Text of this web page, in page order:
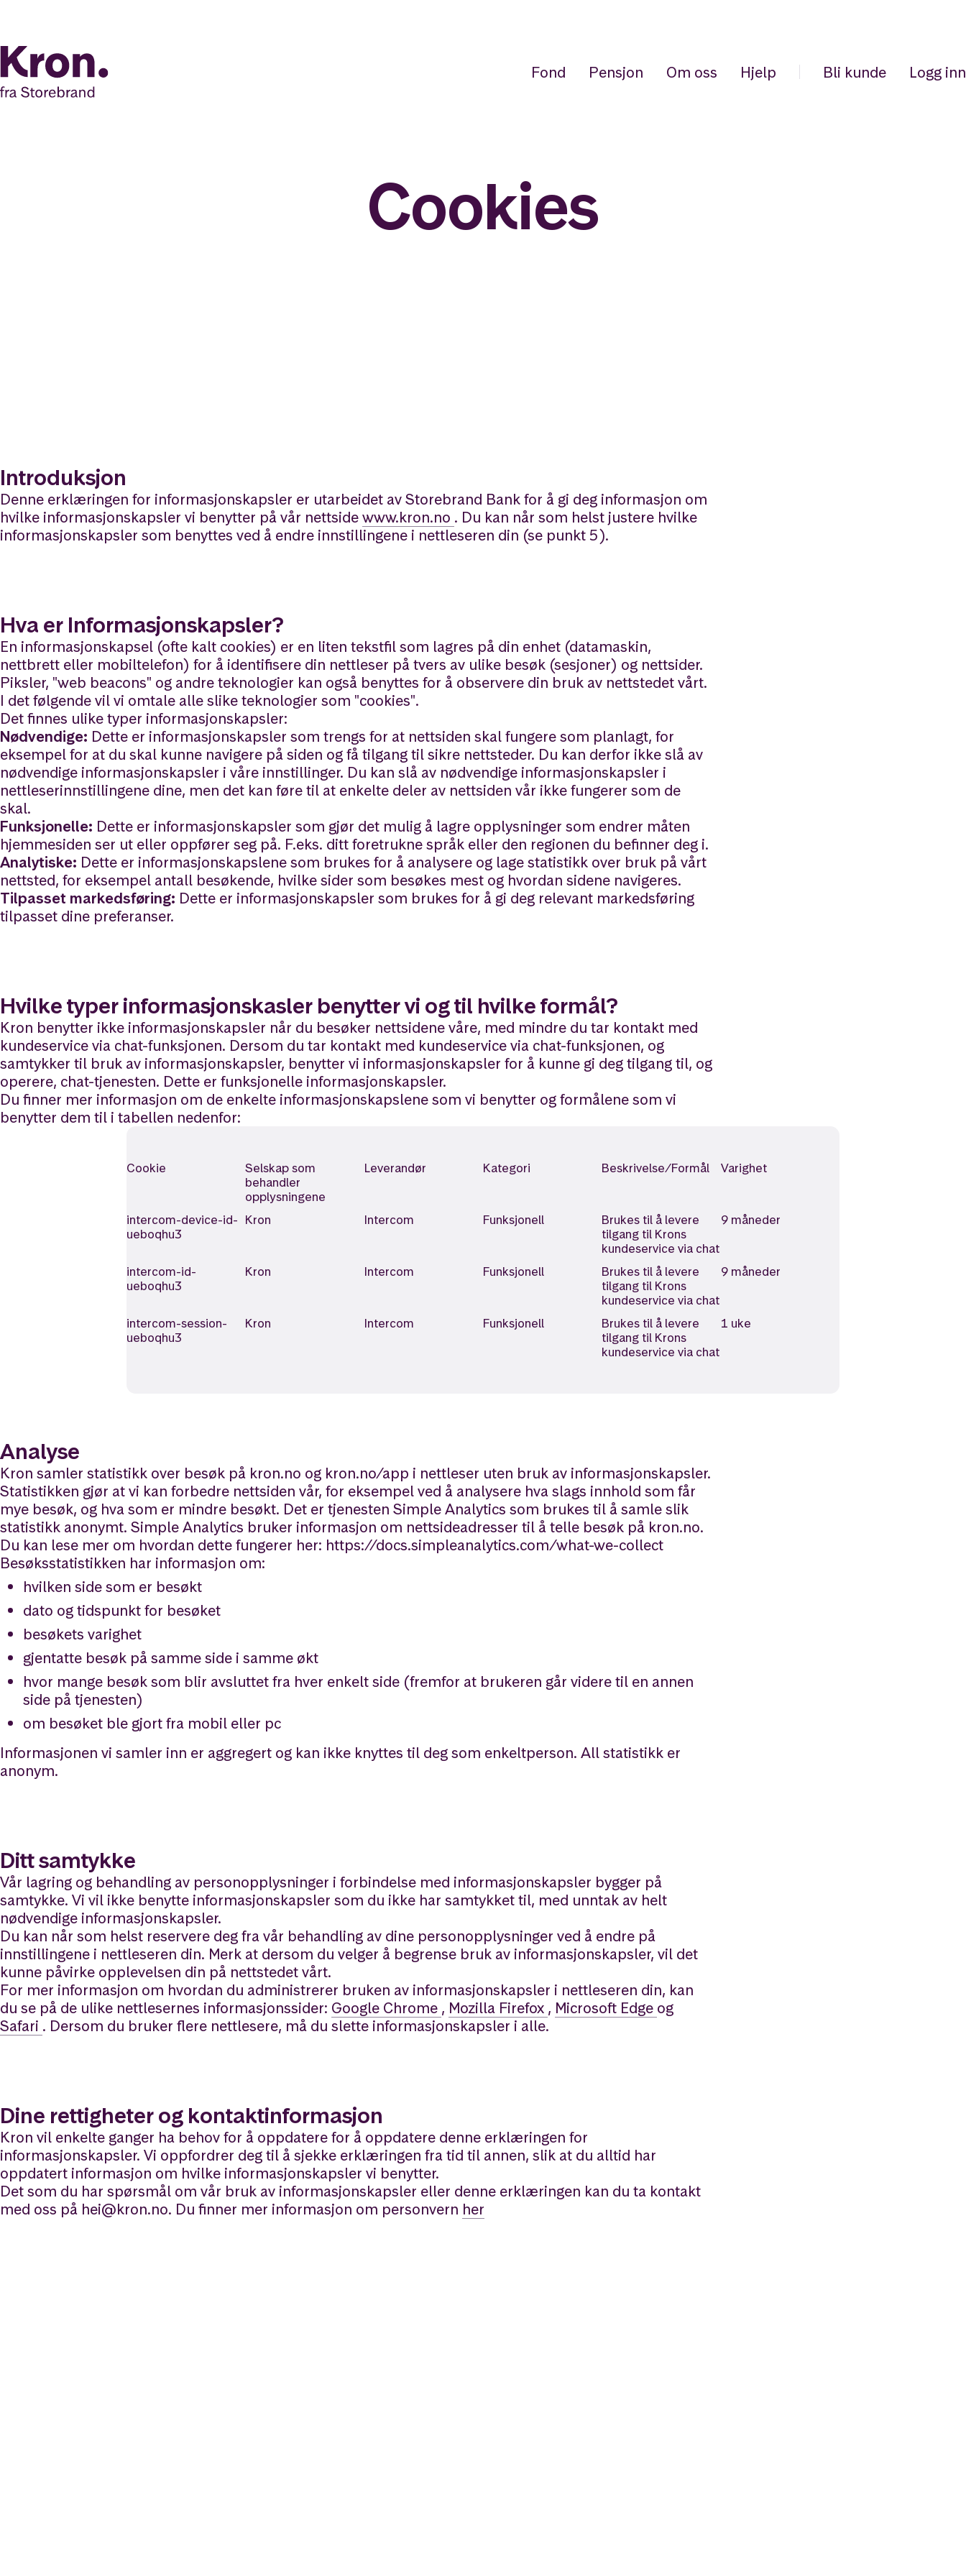
Fond Pensjon Om oss Hjelp Bli kunde Logg inn
Cookies
Introduksjon
Denne erklæringen for informasjonskapsler er utarbeidet av Storebrand Bank for å gi deg informasjon om
hvilke informasjonskapsler vi benytter på vår nettsidewww.kron.no . Du kan når som helst justere hvilke
informasjonskapsler som benyttes ved å endre innstillingene i nettleseren din (se punkt 5).
Hva er Informasjonskapsler?
En informasjonskapsel (ofte kalt cookies) er en liten tekstfil som lagres på din enhet (datamaskin,
nettbrett eller mobiltelefon) for å identifisere din nettleser på tvers av ulike besøk (sesjoner) og nettsider.
Piksler, "web beacons" og andre teknologier kan også benyttes for å observere din bruk av nettstedet vårt.
I det følgende vil vi omtale alle slike teknologier som "cookies".
Det finnes ulike typer informasjonskapsler:
Nødvendige: Dette er informasjonskapsler som trengs for at nettsiden skal fungere som planlagt, for
eksempel for at du skal kunne navigere på siden og få tilgang til sikre nettsteder. Du kan derfor ikke slå av
nødvendige informasjonskapsler i våre innstillinger. Du kan slå av nødvendige informasjonskapsler i
nettleserinnstillingene dine, men det kan føre til at enkelte deler av nettsiden vår ikke fungerer som de
skal.
Funksjonelle: Dette er informasjonskapsler som gjør det mulig å lagre opplysninger som endrer måten
hjemmesiden ser ut eller oppfører seg på. F.eks. ditt foretrukne språk eller den regionen du befinner deg i.
Analytiske: Dette er informasjonskapslene som brukes for å analysere og lage statistikk over bruk på vårt
nettsted, for eksempel antall besøkende, hvilke sider som besøkes mest og hvordan sidene navigeres.
Tilpasset markedsføring: Dette er informasjonskapsler som brukes for å gi deg relevant markedsføring
tilpasset dine preferanser.
Hvilke typer informasjonskasler benytter vi og til hvilke formål?
Kron benytter ikke informasjonskapsler når du besøker nettsidene våre, med mindre du tar kontakt med
kundeservice via chat-funksjonen. Dersom du tar kontakt med kundeservice via chat-funksjonen, og
samtykker til bruk av informasjonskapsler, benytter vi informasjonskapsler for å kunne gi deg tilgang til, og
operere, chat-tjenesten. Dette er funksjonelle informasjonskapsler.
Du finner mer informasjon om de enkelte informasjonskapslene som vi benytter og formålene som vi
benytter dem til i tabellen nedenfor:
Cookie
Selskap som
behandler
opplysningene
Leverandør Kategori Beskrivelse/Formål Varighet
intercom-device-id-
ueboqhu3
Kron Intercom Funksjonell
Brukes til å levere
tilgang til Krons
kundeservice via chat
9 måneder
intercom-id-
ueboqhu3
Kron Intercom Funksjonell
Brukes til å levere
tilgang til Krons
kundeservice via chat
9 måneder
intercom-session-
ueboqhu3
Kron Intercom Funksjonell
Brukes til å levere
tilgang til Krons
kundeservice via chat
1 uke
Analyse
Kron samler statistikk over besøk på kron.no og kron.no/app i nettleser uten bruk av informasjonskapsler.
Statistikken gjør at vi kan forbedre nettsiden vår, for eksempel ved å analysere hva slags innhold som får
mye besøk, og hva som er mindre besøkt. Det er tjenesten Simple Analytics som brukes til å samle slik
statistikk anonymt. Simple Analytics bruker informasjon om nettsideadresser til å telle besøk på kron.no.
Du kan lese mer om hvordan dette fungerer her: https://docs.simpleanalytics.com/what-we-collect
Besøksstatistikken har informasjon om:
hvilken side som er besøkt
dato og tidspunkt for besøket
besøkets varighet
gjentatte besøk på samme side i samme økt
hvor mange besøk som blir avsluttet fra hver enkelt side (fremfor at brukeren går videre til en annen
side på tjenesten)
om besøket ble gjort fra mobil eller pc
Informasjonen vi samler inn er aggregert og kan ikke knyttes til deg som enkeltperson. All statistikk er
anonym.
Ditt samtykke
Vår lagring og behandling av personopplysninger i forbindelse med informasjonskapsler bygger på
samtykke. Vi vil ikke benytte informasjonskapsler som du ikke har samtykket til, med unntak av helt
nødvendige informasjonskapsler.
Du kan når som helst reservere deg fra vår behandling av dine personopplysninger ved å endre på
innstillingene i nettleseren din. Merk at dersom du velger å begrense bruk av informasjonskapsler, vil det
kunne påvirke opplevelsen din på nettstedet vårt.
For mer informasjon om hvordan du administrerer bruken av informasjonskapsler i nettleseren din, kan
du se på de ulike nettlesernes informasjonssider: Google Chrome , Mozilla Firefox , Microsoft Edge og
Safari . Dersom du bruker flere nettlesere, må du slette informasjonskapsler i alle.
Dine rettigheter og kontaktinformasjon
Kron vil enkelte ganger ha behov for å oppdatere for å oppdatere denne erklæringen for
informasjonskapsler. Vi oppfordrer deg til å sjekke erklæringen fra tid til annen, slik at du alltid har
oppdatert informasjon om hvilke informasjonskapsler vi benytter.
Det som du har spørsmål om vår bruk av informasjonskapsler eller denne erklæringen kan du ta kontakt
med oss på hei@kron.no. Du finner mer informasjon om personvern her